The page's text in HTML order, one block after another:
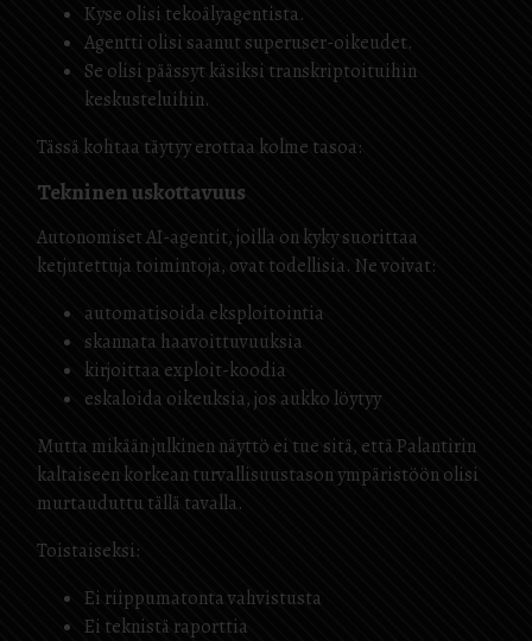
Kyse olisi tekoälyagentista.
Agentti olisi saanut superuser-oikeudet.
Se olisi päässyt käsiksi transkriptoituihin
keskusteluihin.
Tässä kohtaa täytyy erottaa kolme tasoa:
Tekninen uskottavuus
Autonomiset AI-agentit, joilla on kyky suorittaa
ketjutettuja toimintoja, ovat todellisia. Ne voivat:
automatisoida eksploitointia
skannata haavoittuvuuksia
kirjoittaa exploit-koodia
eskaloida oikeuksia, jos aukko löytyy
Mutta mikään julkinen näyttö ei tue sitä, että Palantirin
kaltaiseen korkean turvallisuustason ympäristöön olisi
murtauduttu tällä tavalla.
Toistaiseksi:
Ei riippumatonta vahvistusta
Ei teknistä raporttia